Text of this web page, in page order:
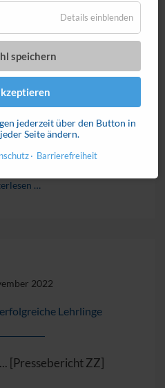
Gala... [Pressebericht
…
2022
Lehrlinge
[Pressebericht ZZ]
Details einblenden
speichern
jederzeit über den Button in
Seite ändern.
Barrierefreiheit